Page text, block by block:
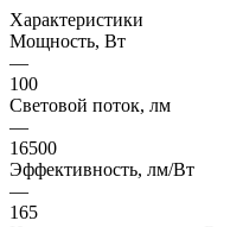
Характеристики
Мощность, Вт
—
100
Световой поток, лм
—
16500
Эффективность, лм/Вт
—
165